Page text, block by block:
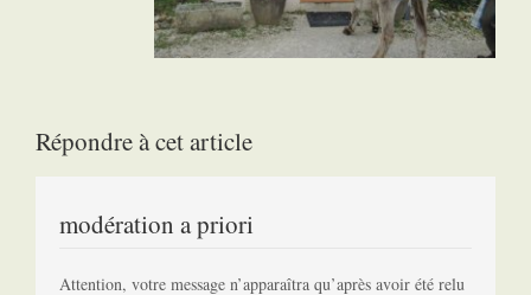
Répondre à cet article
modération a priori
Attention, votre message n’apparaîtra qu’après avoir été relu